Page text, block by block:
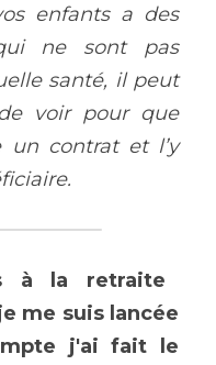
: Si l'un de vos enfants a des
ne sont pas
santé, il peut
voir pour que
un contrat et l’y
à la retraite
me suis lancée
j'ai fait le